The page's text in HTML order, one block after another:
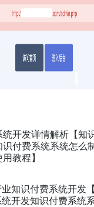
统开发详情解析【知
识付费系统系统怎么
教程】
知识付费系统开发
开发知识付费系统